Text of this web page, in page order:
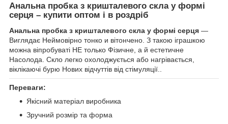
Анальна пробка з кришталевого скла у формі
серця – купити оптом і в роздріб
Анальна пробка з кришталевого скла у формі серця —
Виглядає Неймовірно тонко и вітончено. З такою іграшкою
можна віпробуваті НЕ только Фізичне, а й естетичне
Насолода. Скло легко охолоджується або нагрівається,
віклікаючі бурю Нових відчуттів від стімуляції..
Переваги:
Якісний матеріал виробника
Зручний розмір та форма